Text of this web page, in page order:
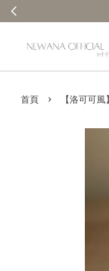
首頁 › 【洛可可